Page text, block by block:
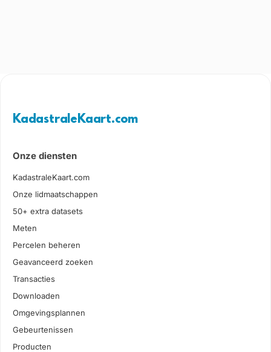
KadastraleKaart.com
Onze diensten
KadastraleKaart.com
Onze lidmaatschappen
50+ extra datasets
Meten
Percelen beheren
Geavanceerd zoeken
Transacties
Downloaden
Omgevingsplannen
Gebeurtenissen
Producten